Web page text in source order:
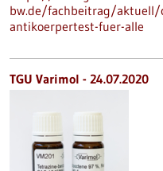
bw.de/fachbeitrag/aktuell/
antikoerpertest-fuer-alle
TGU Varimol - 24.07.2020